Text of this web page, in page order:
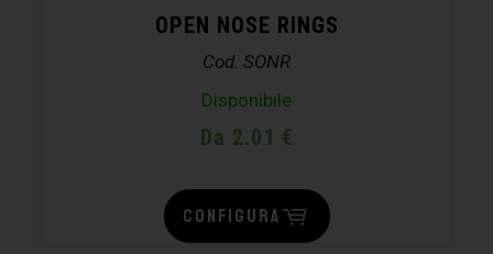
OPEN NOSE RINGS
Cod. SONR
Disponibile
Da 2.01 €
CONFIGURA